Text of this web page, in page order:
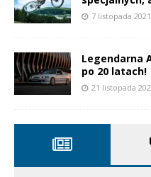
7 listopada 2021
Legendarna
po 20 latach!
21 listopada